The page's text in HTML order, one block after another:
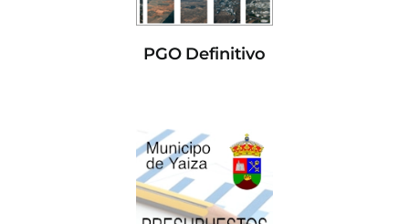
PGO Definitivo